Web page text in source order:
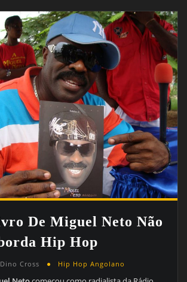
De Miguel Neto Não
Hip Hop
Dino Cross Hip Hop Angolano